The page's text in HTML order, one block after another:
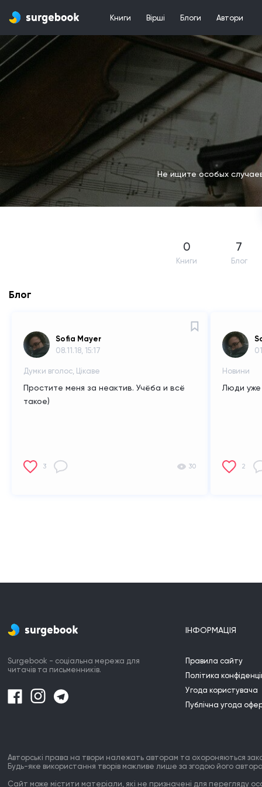
Книги Вірші Блоги Автори
Не ищите особых
0
Книги
7
Блог
Блог
Sofia Mayer
08.11.18, 15:17
Думки вголос, Цікаве
Простите меня за неактив. Учёба и всё
такое)
3 30
Новини
Люди уже
2
Surgebook - соціальна мережа для
читачів та письменників.
ІНФОРМАЦІЯ
Правила сайту
Політика
Угода користувача
Публічна угода
Авторські права на твори належать авторам та охороняються
Будь-яке використання творів можливе лише за згодою його
Сайт може містити матеріали, які не призначені для перегляду